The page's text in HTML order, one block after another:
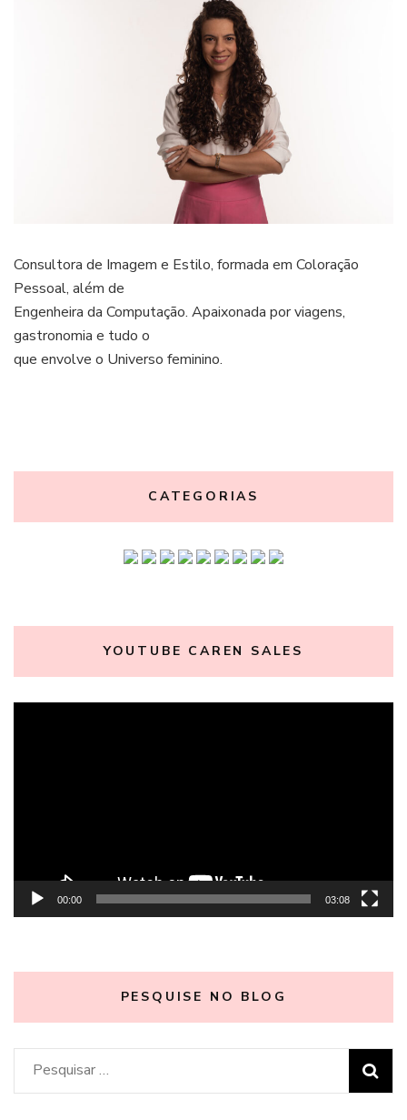
Consultora de Imagem e Estilo, formada em Coloração
Pessoal, além de
Engenheira da Computação. Apaixonada por viagens,
gastronomia e tudo o
que envolve o Universo feminino.
CATEGORIAS
YOUTUBE CAREN SALES
00:00 03:08
PESQUISE NO BLOG
Pesquisar
por: